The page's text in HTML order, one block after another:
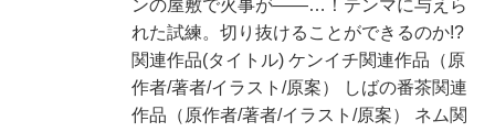
ンの屋敷で火事が――…！テンマに与えら
れた試練。切り抜けることができるのか!?
関連作品(タイトル) ケンイチ関連作品（原
作者/著者/イラスト/原案） しばの番茶関連
作品（原作者/著者/イラスト/原案） ネム関